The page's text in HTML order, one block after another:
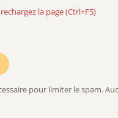
la page (Ctrl+F5)
pour limiter le spam.